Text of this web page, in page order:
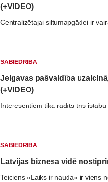
(+VIDEO)
Centralizētajai siltumapgādei ir
SABIEDRĪBA
Jelgavas pašvaldība
(+VIDEO)
Interesentiem tika rādīts trīs
SABIEDRĪBA
Latvijas biznesa vidē
Teiciens «Laiks ir nauda» ir viens